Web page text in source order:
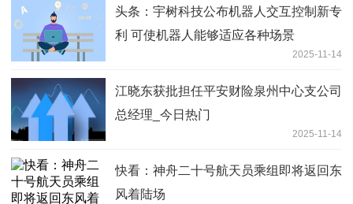
头条：宇树科技公布机器人交互控制新专
利 可使机器人能够适应各种场景
2025-11-14
江晓东获批担任平安财险泉州中心支公司
总经理_今日热门
2025-11-14
快看：神舟二十号航天员乘组即将返回东
风着陆场